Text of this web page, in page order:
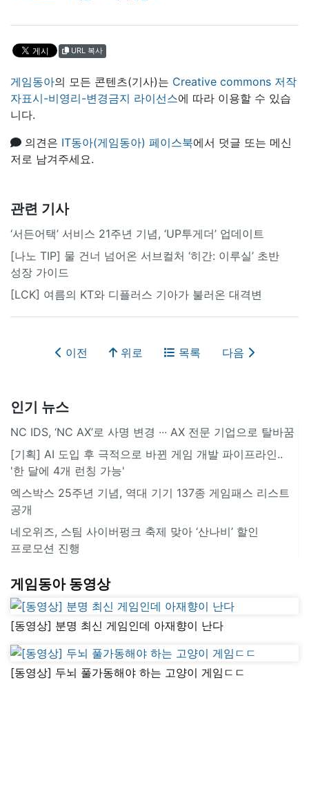
URL 복사
게임동아의 모든 콘텐츠(기사)는 Creative commons 저작
자표시-비영리-변경금지 라이선스에 따라 이용할 수 있습
니다.
의견은 IT동아(게임동아) 페이스북에서 덧글 또는 메신
저로 남겨주세요.
관련 기사
‘서든어택’ 서비스 21주년 기념, ‘UP투게더’ 업데이트
[나노 TIP] 물 건너 넘어온 서브컬처 ‘히간: 이루실’ 초반
성장 가이드
[LCK] 여름의 KT와 디플러스 기아가 불러온 대격변
이전 위로 목록 다음
인기 뉴스
NC IDS, ‘NC AX’로 사명 변경 ∙∙∙ AX 전문 기업으로 탈바꿈
[기획] AI 도입 후 극적으로 바뀐 게임 개발 파이프라인..
'한 달에 4개 런칭 가능'
엑스박스 25주년 기념, 역대 기기 137종 게임패스 리스트
공개
네오위즈, 스팀 사이버펑크 축제 맞아 ‘산나비’ 할인
프로모션 진행
게임동아 동영상
[동영상] 분명 최신 게임인데 아재향이 난다
[동영상] 두뇌 풀가동해야 하는 고양이 게임ㄷㄷ